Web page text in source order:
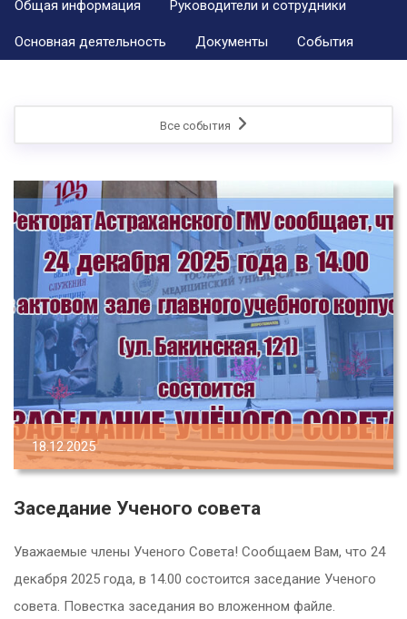
Общая информация Руководители и сотрудники
Основная деятельность Документы События
Все события
18.12.2025
Заседание Ученого совета
Уважаемые члены Ученого Совета! Сообщаем Вам, что 24
декабря 2025 года, в 14.00 состоится заседание Ученого
совета. Повестка заседания во вложенном файле.